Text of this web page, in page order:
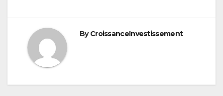
ByCroissanceInvestissement